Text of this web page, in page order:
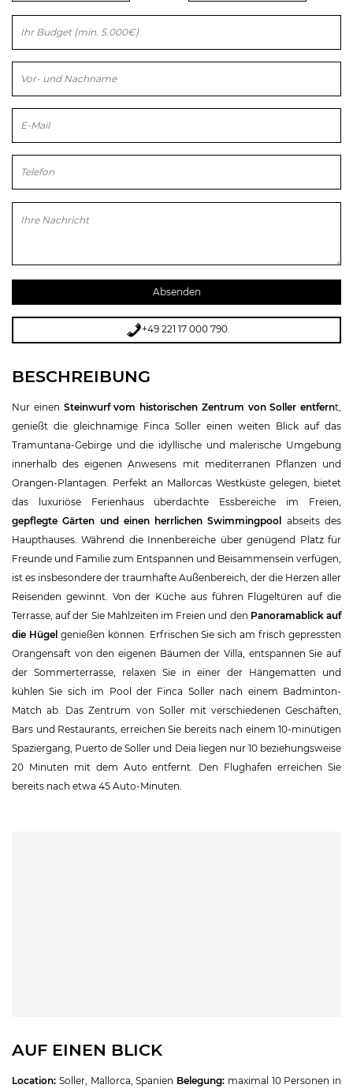
Bitte lasse dieses Feld leer.
Bitte lasse dieses Feld leer.
+49 221 17 000 790
BESCHREIBUNG
Nur einen Steinwurf vom historischen Zentrum von Soller entfernt,
genießt die gleichnamige Finca Soller einen weiten Blick auf das
Tramuntana-Gebirge und die idyllische und malerische Umgebung
innerhalb des eigenen Anwesens mit mediterranen Pflanzen und
Orangen-Plantagen. Perfekt an Mallorcas Westküste gelegen, bietet
das luxuriöse Ferienhaus überdachte Essbereiche im Freien,
gepflegte Gärten und einen herrlichen Swimmingpool abseits des
Haupthauses. Während die Innenbereiche über genügend Platz für
Freunde und Familie zum Entspannen und Beisammensein verfügen,
ist es insbesondere der traumhafte Außenbereich, der die Herzen aller
Reisenden gewinnt. Von der Küche aus führen Flügeltüren auf die
Terrasse, auf der Sie Mahlzeiten im Freien und den Panoramablick auf
die Hügelgenießen können. Erfrischen Sie sich am frisch gepressten
Orangensaft von den eigenen Bäumen der Villa, entspannen Sie auf
der Sommerterrasse, relaxen Sie in einer der Hängematten und
kühlen Sie sich im Pool der Finca Soller nach einem Badminton-
Match ab. Das Zentrum von Soller mit verschiedenen Geschäften,
Bars und Restaurants, erreichen Sie bereits nach einem 10-minütigen
Spaziergang, Puerto de Soller und Deia liegen nur 10 beziehungsweise
20 Minuten mit dem Auto entfernt. Den Flughafen erreichen Sie
bereits nach etwa 45 Auto-Minuten.
AUF EINEN BLICK
Location: Soller, Mallorca, Spanien Belegung: maximal 10 Personen in